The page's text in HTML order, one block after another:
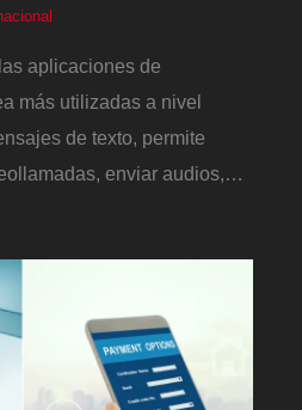
aplicaciones de
más utilizadas a nivel
de texto, permite
enviar audios,…